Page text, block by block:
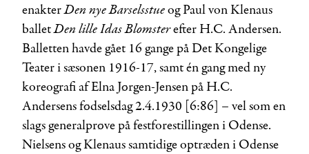
enakterDen nye Barselsstueog Paul von Klenaus
balletDen lille Idas Blomsterefter H.C. Andersen.
Balletten havde gået 16 gange på Det Kongelige
Teater i sæsonen 1916-17, samt én gang med ny
koreografi af Elna Jørgen-Jensen på H.C.
Andersens fødselsdag 2.4.1930 [6:86] – vel som en
slags generalprøve på festforestillingen i Odense.
Nielsens og Klenaus samtidige optræden i Odense